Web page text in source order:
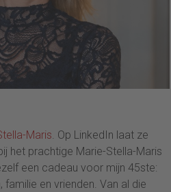
Maris. Op LinkedIn laat ze
het prachtige Marie-Stella-Maris
een cadeau voor mijn 45ste:
en vrienden. Van al die